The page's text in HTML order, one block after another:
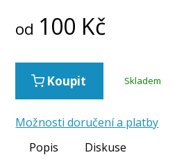
od 100 Kč
Koupit Skladem
Možnosti doručení a platby
Popis
Diskuse